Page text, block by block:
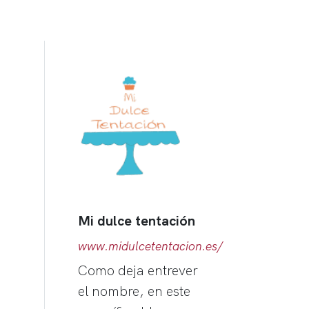
Mi dulce tentación
www.midulcetentacion.es/
Como deja entrever
el nombre, en este